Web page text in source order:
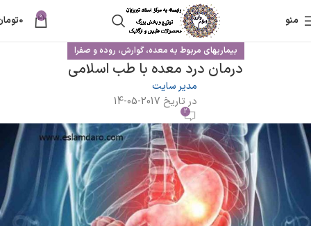
منو 0
0
بیماریهای مربوط به معده، گوارش، روده و صفرا
درمان درد معده با طب اسلامی
مدیر سایت
در تاریخ 2017-05-14
2